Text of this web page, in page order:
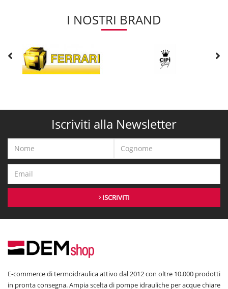
I NOSTRI BRAND
Iscriviti alla Newsletter
ISCRIVITI
E-commerce di termoidraulica attivo dal 2012 con oltre 10.000 prodotti
in pronta consegna. Ampia scelta di pompe idrauliche per acque chiare